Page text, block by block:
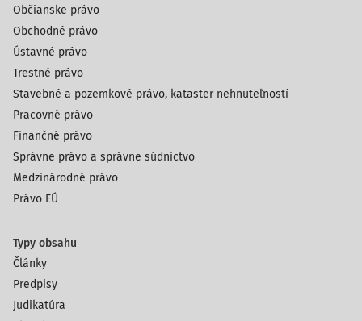
Občianske právo
Obchodné právo
Ústavné právo
Trestné právo
Stavebné a pozemkové právo, kataster nehnuteľností
Pracovné právo
Finančné právo
Správne právo a správne súdnictvo
Medzinárodné právo
Právo EÚ
Typy obsahu
Články
Predpisy
Judikatúra